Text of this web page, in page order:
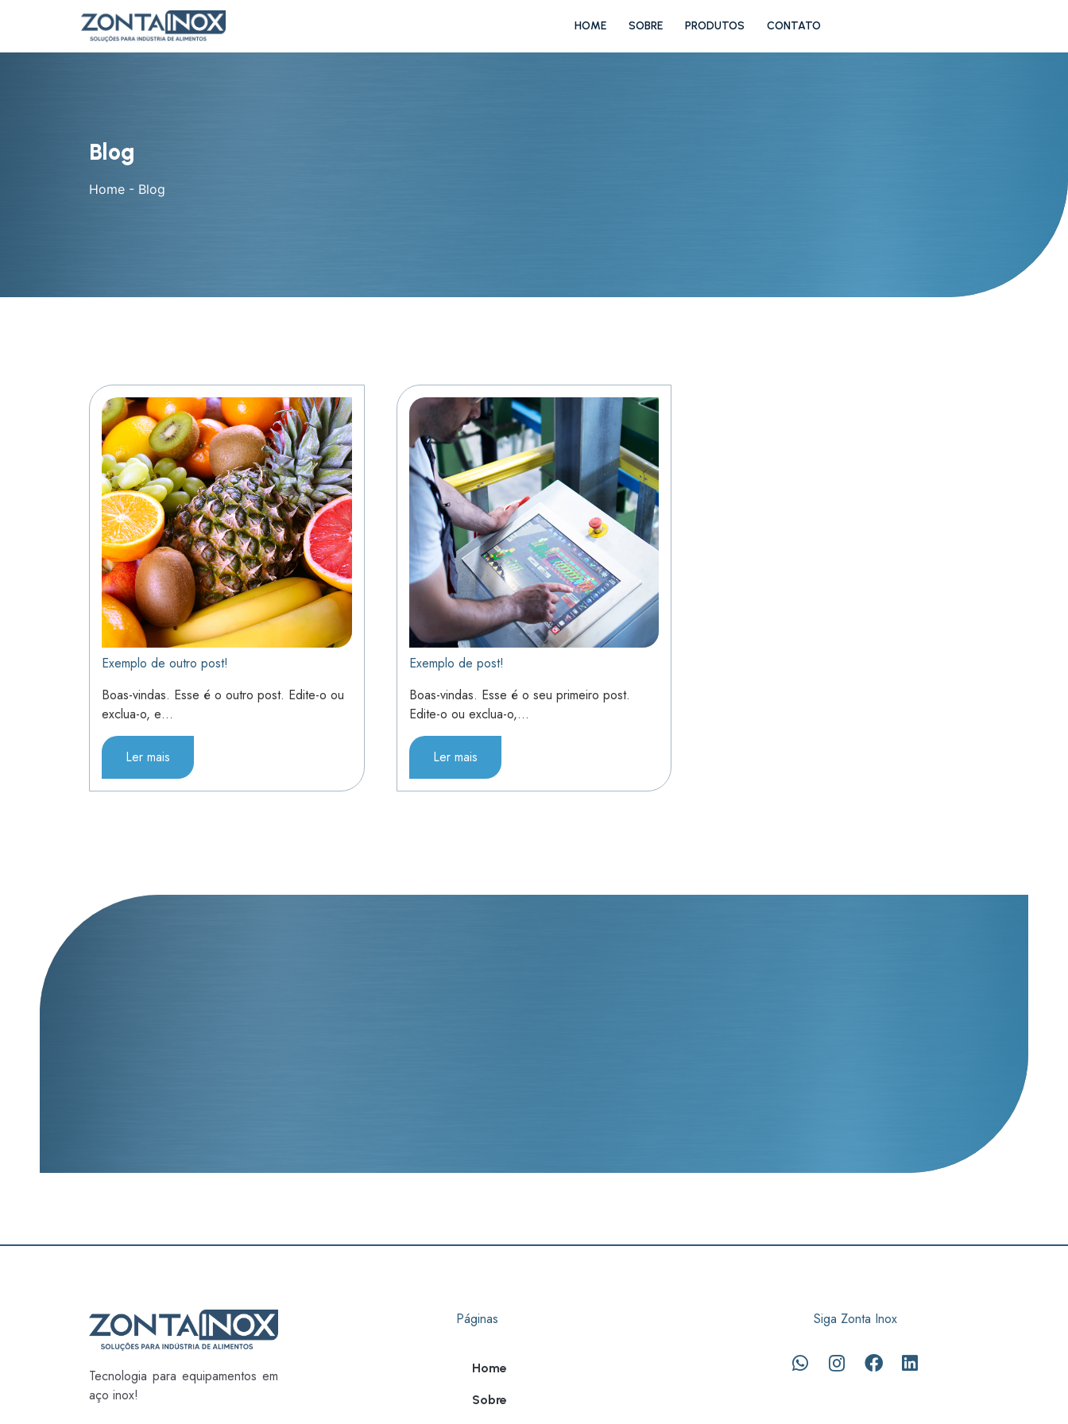
HOME SOBRE PRODUTOS CONTATO
Blog
Home - Blog
Exemplo de outro post!
Boas-vindas. Esse é o outro post. Edite-o ou
exclua-o, e…
Ler mais
Exemplo de post!
Boas-vindas. Esse é o seu primeiro post.
Edite-o ou exclua-o,…
Ler mais
Tecnologia para equipamentos em
aço inox!
Páginas
Home
Sobre
Siga Zonta Inox